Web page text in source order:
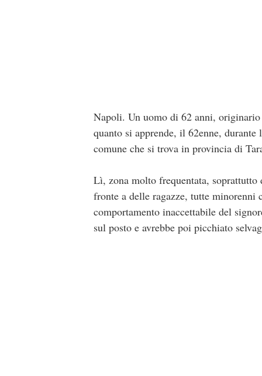
Napoli. Un uomo di 62 anni,
quanto si apprende, il 62enne,
comune che si trova in provincia di
Lì, zona molto frequentata,
fronte a delle ragazze, tutte minorenni
comportamento inaccettabile del
sul posto e avrebbe poi picchiato